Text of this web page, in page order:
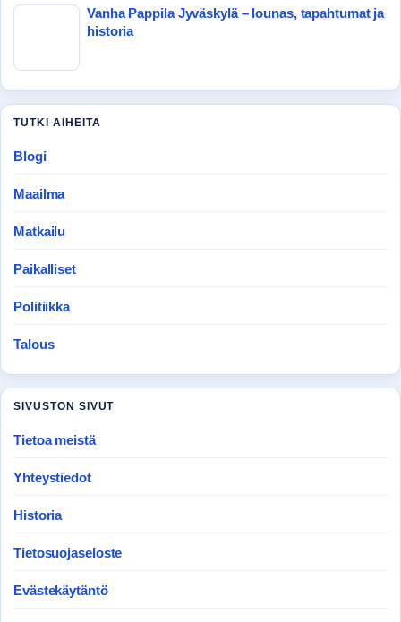
Vanha Pappila Jyväskylä – lounas, tapahtumat ja
historia
TUTKI AIHEITA
Blogi
Maailma
Matkailu
Paikalliset
Politiikka
Talous
SIVUSTON SIVUT
Tietoa meistä
Yhteystiedot
Historia
Tietosuojaseloste
Evästekäytäntö